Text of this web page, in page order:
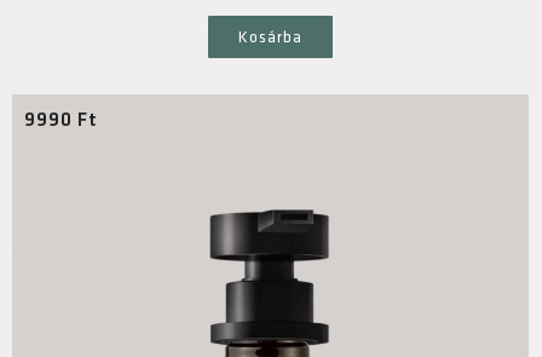
Kosárba
9990 Ft